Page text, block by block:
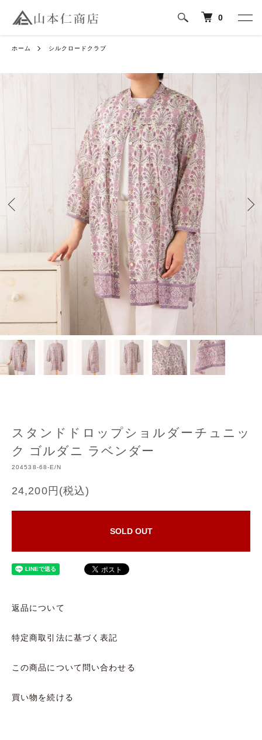
0
ホーム シルクロードクラブ
スタンドドロップショルダーチュニッ
ク ゴルダニ ラベンダー
204538-68-E/N
24,200円(税込)
SOLD OUT
返品について
特定商取引法に基づく表記
この商品について問い合わせる
買い物を続ける